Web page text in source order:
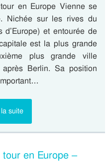
en Europe Vienne se
Nichée sur les rives du
et entourée de
est la plus grande
plus grande ville
Berlin. Sa position
suite
en Europe –